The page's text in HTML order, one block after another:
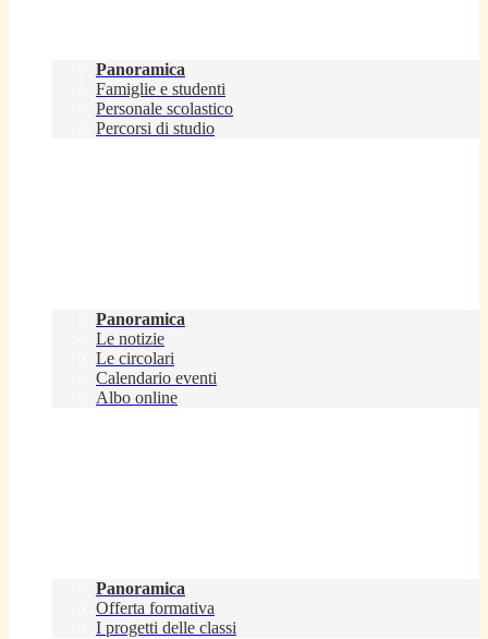
Panoramica
Famiglie e studenti
Personale scolastico
Percorsi di studio
Panoramica
Le notizie
Le circolari
Calendario eventi
Albo online
Panoramica
Offerta formativa
I progetti delle classi